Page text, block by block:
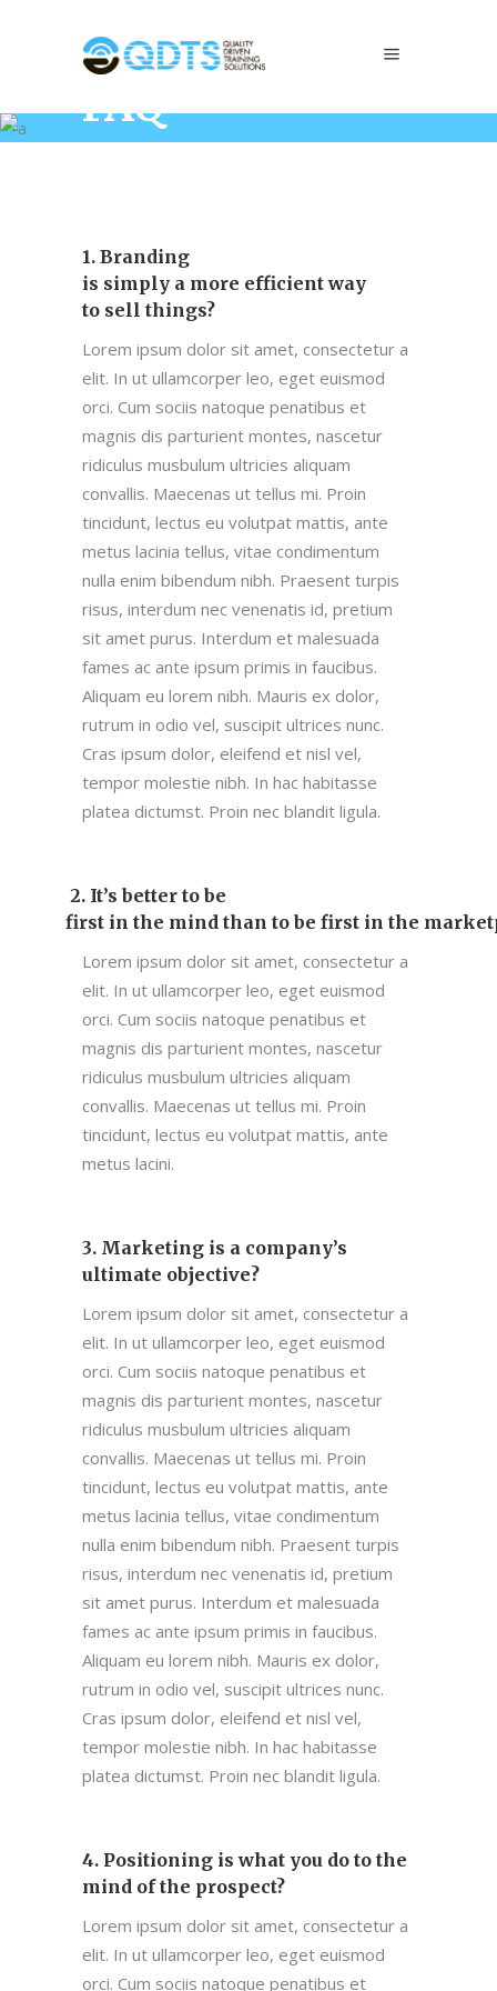
FAQ
1. Branding
is simply a more efficient way
to sell things?
Lorem ipsum dolor sit amet, consectetur a
elit. In ut ullamcorper leo, eget euismod
orci. Cum sociis natoque penatibus et
magnis dis parturient montes, nascetur
ridiculus musbulum ultricies aliquam
convallis. Maecenas ut tellus mi. Proin
tincidunt, lectus eu volutpat mattis, ante
metus lacinia tellus, vitae condimentum
nulla enim bibendum nibh. Praesent turpis
risus, interdum nec venenatis id, pretium
sit amet purus. Interdum et malesuada
fames ac ante ipsum primis in faucibus.
Aliquam eu lorem nibh. Mauris ex dolor,
rutrum in odio vel, suscipit ultrices nunc.
Cras ipsum dolor, eleifend et nisl vel,
tempor molestie nibh. In hac habitasse
platea dictumst. Proin nec blandit ligula.
2. It’s better to be
first in the mind than to be first in the
Lorem ipsum dolor sit amet, consectetur a
elit. In ut ullamcorper leo, eget euismod
orci. Cum sociis natoque penatibus et
magnis dis parturient montes, nascetur
ridiculus musbulum ultricies aliquam
convallis. Maecenas ut tellus mi. Proin
tincidunt, lectus eu volutpat mattis, ante
metus lacini.
3. Marketing is a company’s
ultimate objective?
Lorem ipsum dolor sit amet, consectetur a
elit. In ut ullamcorper leo, eget euismod
orci. Cum sociis natoque penatibus et
magnis dis parturient montes, nascetur
ridiculus musbulum ultricies aliquam
convallis. Maecenas ut tellus mi. Proin
tincidunt, lectus eu volutpat mattis, ante
metus lacinia tellus, vitae condimentum
nulla enim bibendum nibh. Praesent turpis
risus, interdum nec venenatis id, pretium
sit amet purus. Interdum et malesuada
fames ac ante ipsum primis in faucibus.
Aliquam eu lorem nibh. Mauris ex dolor,
rutrum in odio vel, suscipit ultrices nunc.
Cras ipsum dolor, eleifend et nisl vel,
tempor molestie nibh. In hac habitasse
platea dictumst. Proin nec blandit ligula.
4. Positioning is what you do to the
mind of the prospect?
Lorem ipsum dolor sit amet, consectetur a
elit. In ut ullamcorper leo, eget euismod
orci. Cum sociis natoque penatibus et